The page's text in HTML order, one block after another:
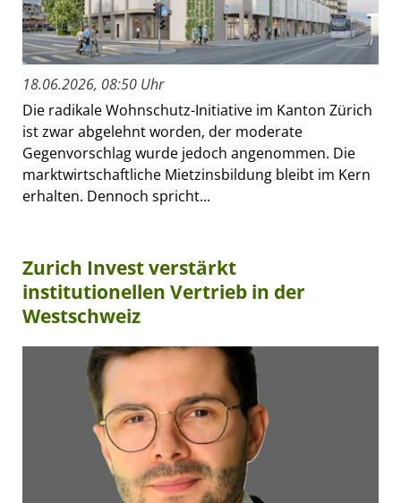
18.06.2026, 08:50 Uhr
Die radikale Wohnschutz-Initiative im Kanton Zürich
ist zwar abgelehnt worden, der moderate
Gegenvorschlag wurde jedoch angenommen. Die
marktwirtschaftliche Mietzinsbildung bleibt im Kern
erhalten. Dennoch spricht...
Zurich Invest verstärkt
institutionellen Vertrieb in der
Westschweiz